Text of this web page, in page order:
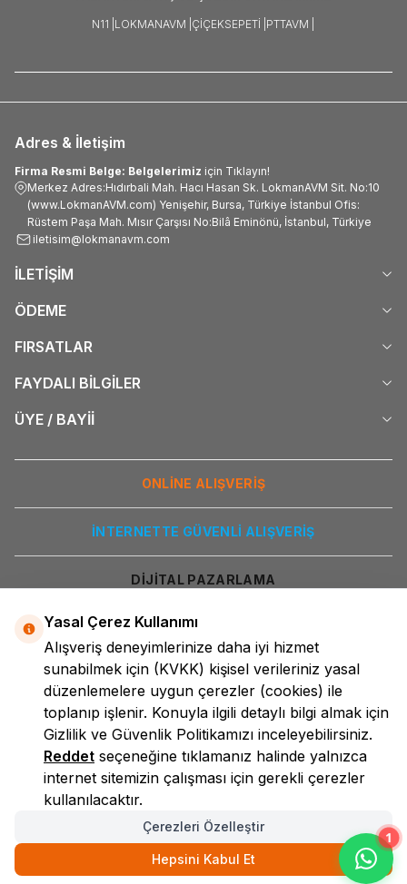
1
N11 | LOKMANAVM | ÇIÇEKSEPETI | PTTAVM |
Adres & İletişim
Firma Resmi Belge: Belgelerimiz için Tıklayın!
Merkez Adres:Hıdırbali Mah. Hacı Hasan Sk. LokmanAVM Sit. No:10
(www.LokmanAVM.com) Yenişehir, Bursa, Türkiye İstanbul Ofis:
Rüstem Paşa Mah. Mısır Çarşısı No:Bilâ Eminönü, İstanbul, Türkiye
iletisim@lokmanavm.com
İLETİŞİM
ÖDEME
FIRSATLAR
FAYDALI BİLGİLER
ÜYE / BAYİİ
ONLİNE ALIŞVERİŞ
İNTERNETTE GÜVENLİ ALIŞVERİŞ
DİJİTAL PAZARLAMA
LokmanAVM
Yasal Çerez Kullanımı
Alışveriş deneyimlerinize daha iyi hizmet
sunabilmek için (KVKK) kişisel verileriniz yasal
düzenlemelere uygun çerezler (cookies) ile
toplanıp işlenir. Konuyla ilgili detaylı bilgi almak için
Gizlilik ve Güvenlik Politikamızı inceleyebilirsiniz.
Reddet seçeneğine tıklamanız halinde yalnızca
internet sitemizin çalışması için gerekli çerezler
kullanılacaktır.
Çerezleri Özelleştir
Hepsini Kabul Et